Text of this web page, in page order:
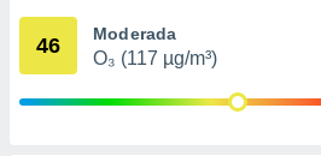
através
46 Moderada
O₃ (117 µg/m³)